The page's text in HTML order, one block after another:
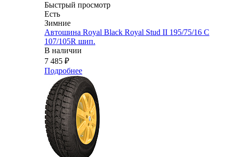
Быстрый просмотр
Есть
Зимние
Автошина Royal Black Royal Stud II 195/75/16 C
107/105R шип.
В наличии
7 485 ₽
Подробнее